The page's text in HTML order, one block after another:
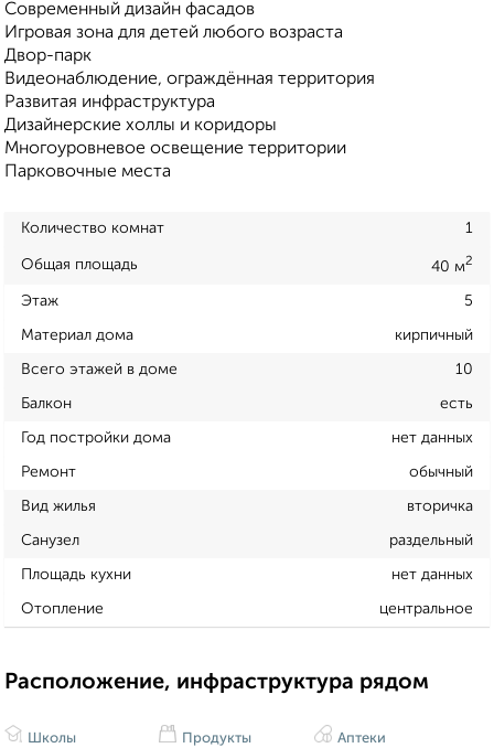
Современный дизайн фасадов
Игровая зона для детей любого возраста
Двор-парк
Видеонаблюдение, ограждённая территория
Развитая инфраструктура
Дизайнерские холлы и коридоры
Многоуровневое освещение территории
Парковочные места
Количество комнат 1
Общая площадь 40 м2
Этаж 5
Материал дома кирпичный
Всего этажей в доме 10
Балкон есть
Год постройки дома нет данных
Ремонт обычный
Вид жилья вторичка
Санузел раздельный
Площадь кухни нет данных
Отопление центральное
Расположение, инфраструктура рядом
Школы Продукты Аптеки